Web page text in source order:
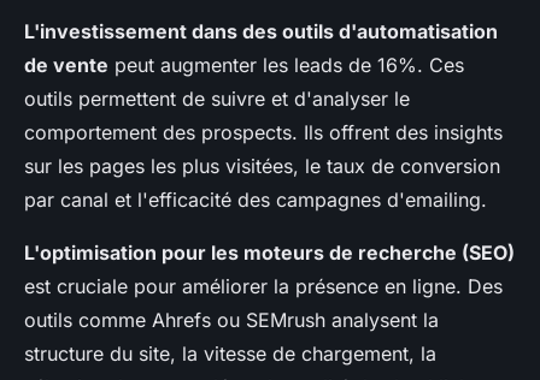
L'investissement dans des outils d'automatisation
de vente peut augmenter les leads de 16%. Ces
outils permettent de suivre et d'analyser le
comportement des prospects. Ils offrent des insights
sur les pages les plus visitées, le taux de conversion
par canal et l'efficacité des campagnes d'emailing.
L'optimisation pour les moteurs de recherche (SEO)
est cruciale pour améliorer la présence en ligne. Des
outils comme Ahrefs ou SEMrush analysent la
structure du site, la vitesse de chargement, la